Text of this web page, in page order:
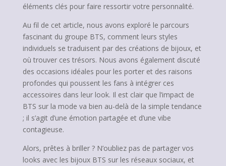
éléments clés pour faire ressortir votre personnalité.
Au fil de cet article, nous avons exploré le parcours
fascinant du groupe BTS, comment leurs styles
individuels se traduisent par des créations de bijoux, et
où trouver ces trésors. Nous avons également discuté
des occasions idéales pour les porter et des raisons
profondes qui poussent les fans à intégrer ces
accessoires dans leur look. Il est clair que l’impact de
BTS sur la mode va bien au-delà de la simple tendance
; il s’agit d’une émotion partagée et d’une vibe
contagieuse.
Alors, prêtes à briller ? N’oubliez pas de partager vos
looks avec les bijoux BTS sur les réseaux sociaux, et